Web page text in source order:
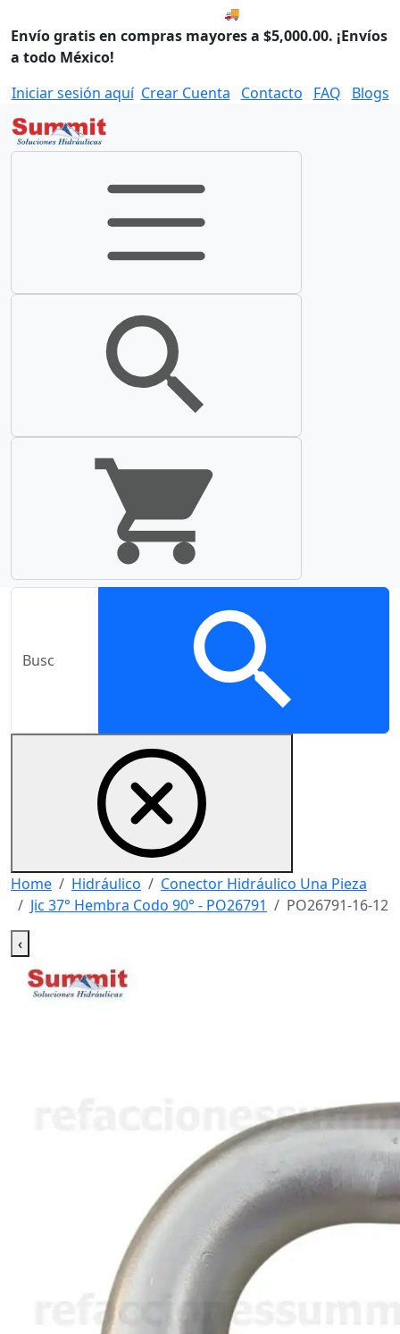
🚚 Compra antes de las
Envío gratis en compras mayores a $5,000.00. ¡Envíos
a todo México!
Iniciar sesión aquí Crear Cuenta Contacto FAQ Blogs
Home Hidráulico
Conector Hidráulico Una Pieza
Jic 37° Hembra Codo 90° - PO26791
PO26791-16-12
‹